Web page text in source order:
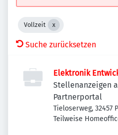
Vollzeit
Suche zurücksetzen
Elektronik
Stellenanzeigen
Partnerportal
Tieloserweg, 32457
Deutschland
Teilweise